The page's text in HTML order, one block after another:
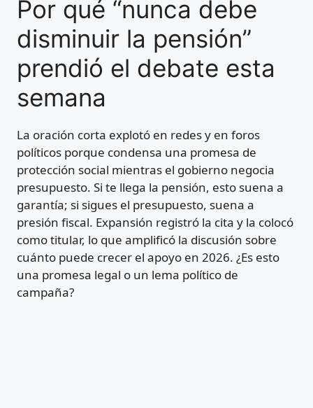
Por qué “nunca debe
disminuir la pensión”
prendió el debate esta
semana
La oración corta explotó en redes y en foros
políticos porque condensa una promesa de
protección social mientras el gobierno negocia
presupuesto. Si te llega la pensión, esto suena a
garantía; si sigues el presupuesto, suena a
presión fiscal. Expansión registró la cita y la colocó
como titular, lo que amplificó la discusión sobre
cuánto puede crecer el apoyo en 2026. ¿Es esto
una promesa legal o un lema político de
campaña?